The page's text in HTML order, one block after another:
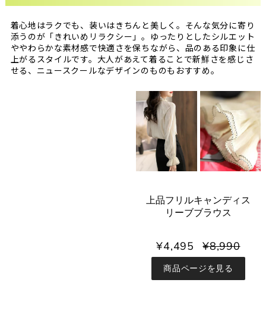
着心地はラクでも、装いはきちんと美しく。そんな気分に寄り
添うのが「きれいめリラクシー」。ゆったりとしたシルエット
ややわらかな素材感で快適さを保ちながら、品のある印象に仕
上がるスタイルです。大人があえて着ることで新鮮さを感じさ
せる、ニュースクールなデザインのものもおすすめ。
上品フリルキャンディス
リーブブラウス
¥4,495 ¥8,990
商品ページを見る